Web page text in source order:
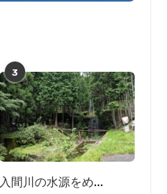
3
入間川の水源をめ...